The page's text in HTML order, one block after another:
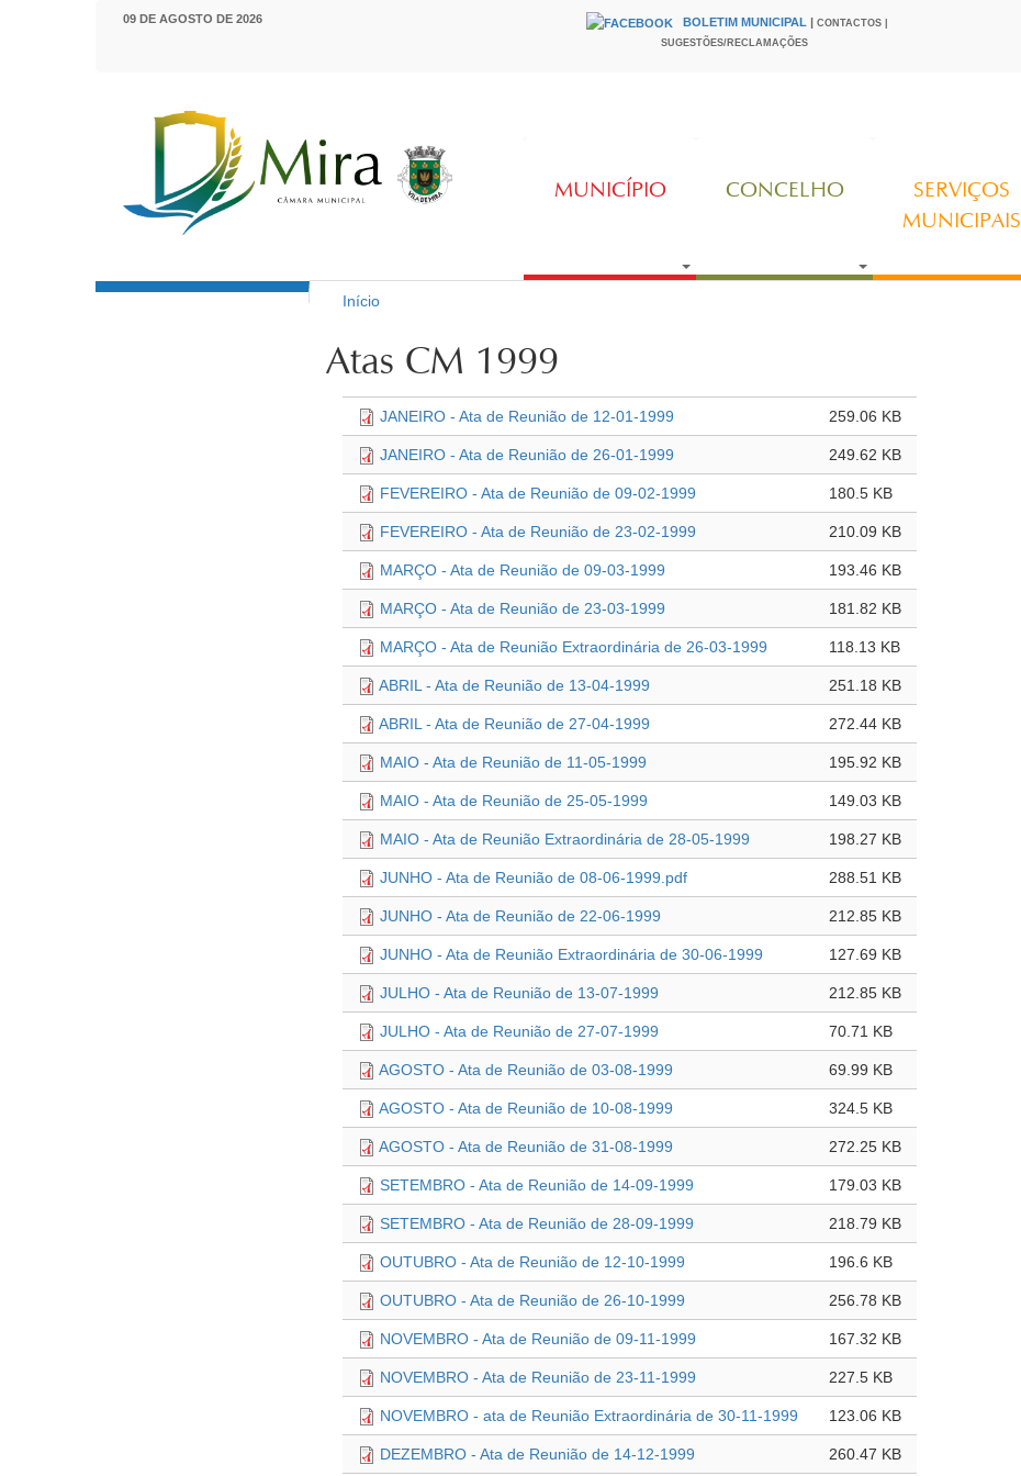
Passar para o conteúdo principal
09 DE AGOSTO DE 2026
HEADER
BOLETIM MUNICIPAL |CONTACTOS |
SUGESTÕES/RECLAMAÇÕES
MUNICÍPIO CONCELHO
SERVIÇOS
MUNICIPAIS
Início
Atas CM 1999
JANEIRO - Ata de Reunião de 12-01-1999 259.06 KB
JANEIRO - Ata de Reunião de 26-01-1999 249.62 KB
FEVEREIRO - Ata de Reunião de 09-02-1999 180.5 KB
FEVEREIRO - Ata de Reunião de 23-02-1999 210.09 KB
MARÇO - Ata de Reunião de 09-03-1999 193.46 KB
MARÇO - Ata de Reunião de 23-03-1999 181.82 KB
MARÇO - Ata de Reunião Extraordinária de 26-03-1999 118.13 KB
ABRIL - Ata de Reunião de 13-04-1999 251.18 KB
ABRIL - Ata de Reunião de 27-04-1999 272.44 KB
MAIO - Ata de Reunião de 11-05-1999 195.92 KB
MAIO - Ata de Reunião de 25-05-1999 149.03 KB
MAIO - Ata de Reunião Extraordinária de 28-05-1999 198.27 KB
JUNHO - Ata de Reunião de 08-06-1999.pdf 288.51 KB
JUNHO - Ata de Reunião de 22-06-1999 212.85 KB
JUNHO - Ata de Reunião Extraordinária de 30-06-1999 127.69 KB
JULHO - Ata de Reunião de 13-07-1999 212.85 KB
JULHO - Ata de Reunião de 27-07-1999 70.71 KB
AGOSTO - Ata de Reunião de 03-08-1999 69.99 KB
AGOSTO - Ata de Reunião de 10-08-1999 324.5 KB
AGOSTO - Ata de Reunião de 31-08-1999 272.25 KB
SETEMBRO - Ata de Reunião de 14-09-1999 179.03 KB
SETEMBRO - Ata de Reunião de 28-09-1999 218.79 KB
OUTUBRO - Ata de Reunião de 12-10-1999 196.6 KB
OUTUBRO - Ata de Reunião de 26-10-1999 256.78 KB
NOVEMBRO - Ata de Reunião de 09-11-1999 167.32 KB
NOVEMBRO - Ata de Reunião de 23-11-1999 227.5 KB
NOVEMBRO - ata de Reunião Extraordinária de 30-11-1999 123.06 KB
DEZEMBRO - Ata de Reunião de 14-12-1999 260.47 KB